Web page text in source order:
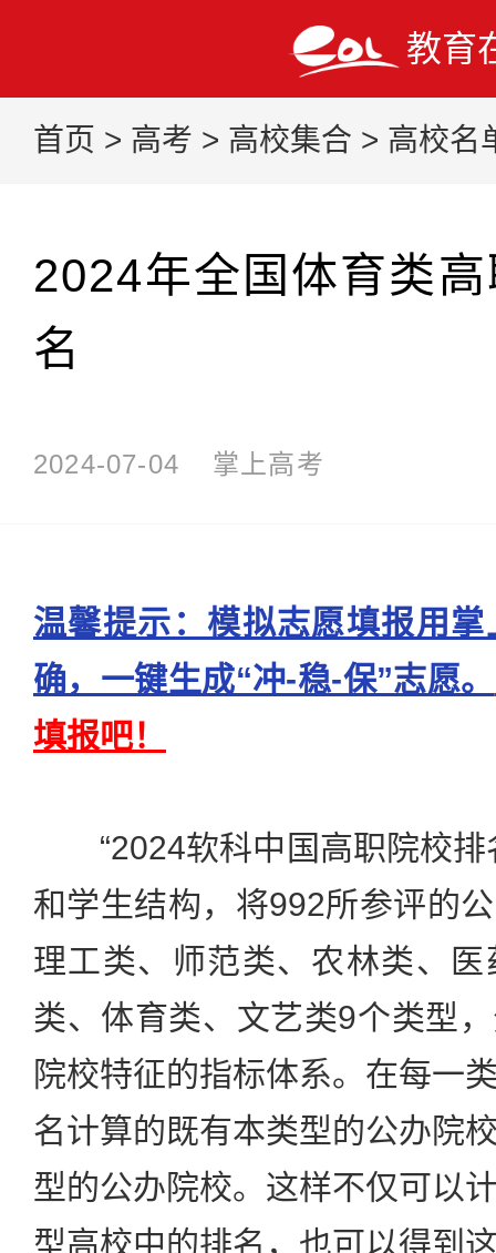
教育
首页 > 高考 > 高校集合 > 高校名
2024年全国体育类
名
2024-07-04 掌上高考
温馨提示：模拟志愿填报用
确，一键生成“冲-稳-保”志愿。
填报吧！
“2024软科中国高职院校排
和学生结构，将992所参评的
理工类、师范类、农林类、
类、体育类、文艺类9个类型
院校特征的指标体系。在每一
名计算的既有本类型的公办院
型的公办院校。这样不仅可以
型高校中的排名，也可以得到